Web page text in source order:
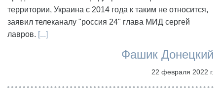
территории, Украина с 2014 года к таким не относится,
заявил телеканалу "россия 24" глава МИД сергей
лавров. [...]
Фашик Донецкий
22 февраля 2022 г.